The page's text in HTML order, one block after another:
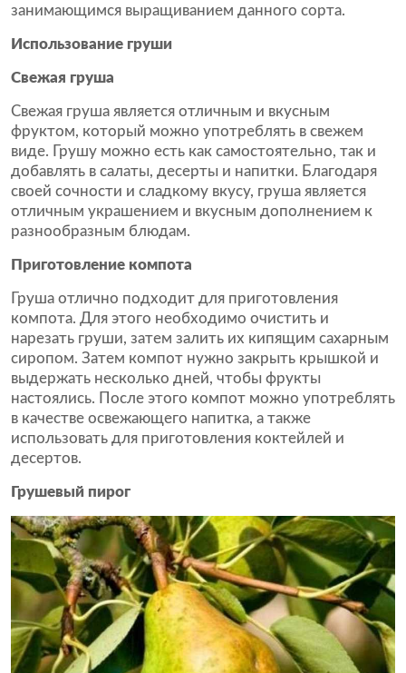
занимающимся выращиванием данного сорта.
Использование груши
Свежая груша
Свежая груша является отличным и вкусным
фруктом, который можно употреблять в свежем
виде. Грушу можно есть как самостоятельно, так и
добавлять в салаты, десерты и напитки. Благодаря
своей сочности и сладкому вкусу, груша является
отличным украшением и вкусным дополнением к
разнообразным блюдам.
Приготовление компота
Груша отлично подходит для приготовления
компота. Для этого необходимо очистить и
нарезать груши, затем залить их кипящим сахарным
сиропом. Затем компот нужно закрыть крышкой и
выдержать несколько дней, чтобы фрукты
настоялись. После этого компот можно употреблять
в качестве освежающего напитка, а также
использовать для приготовления коктейлей и
десертов.
Грушевый пирог